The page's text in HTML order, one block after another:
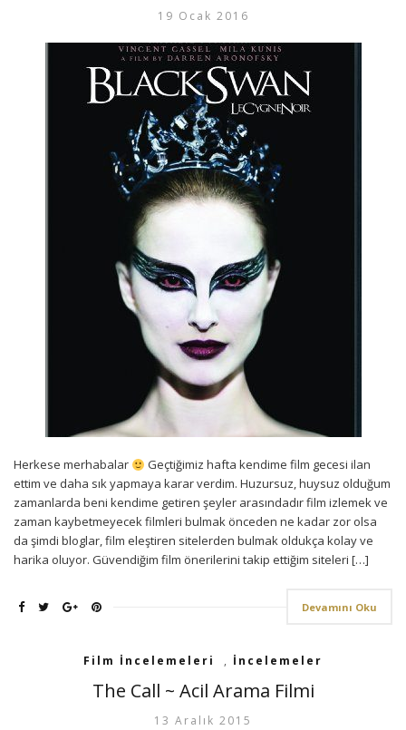
19 Ocak 2016
Herkese merhabalar
Geçtiğimiz hafta kendime film gecesi ilan
ettim ve daha sık yapmaya karar verdim. Huzursuz, huysuz olduğum
zamanlarda beni kendime getiren şeyler arasındadır film izlemek ve
zaman kaybetmeyecek filmleri bulmak önceden ne kadar zor olsa
da şimdi bloglar, film eleştiren sitelerden bulmak oldukça kolay ve
harika oluyor. Güvendiğim film önerilerini takip ettiğim siteleri […]
Devamını Oku
Film İncelemeleri , İncelemeler
The Call ~ Acil Arama Filmi
13 Aralık 2015